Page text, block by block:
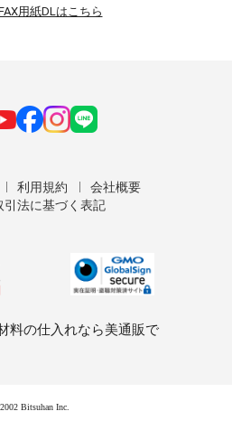
用紙DLはこちら
利用規約
会社概要
引法に基づく表記
料の仕入れなら美通販で
Bitsuhan Inc.